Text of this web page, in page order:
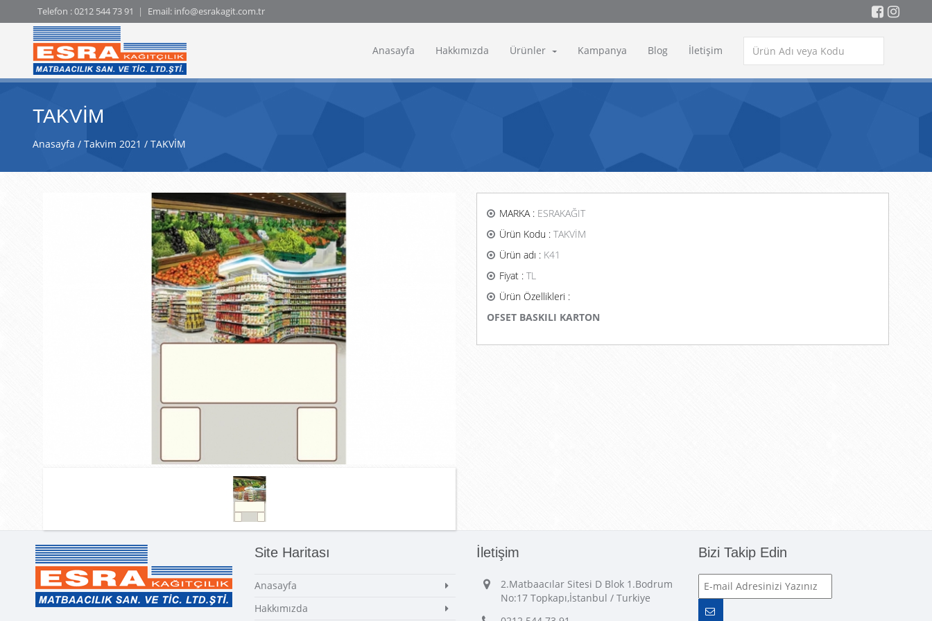
Telefon :0212 544 73 91 Email: info@esrakagit.com.tr
Anasayfa Hakkımızda Ürünler Kampanya Blog İletişim
TAKVİM
Anasayfa Takvim 2021 TAKVİM
MARKA : ESRAKAĞIT
Ürün Kodu : TAKVİM
Ürün adı : K41
Fiyat : TL
Ürün Özellikleri :
OFSET BASKILI KARTON
Site Haritası
Anasayfa
Hakkımızda
İletişim
2.Matbaacılar Sitesi D Blok 1.Bodrum
No:17 Topkapı,İstanbul / Turkiye
Bizi Takip Edin